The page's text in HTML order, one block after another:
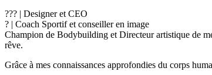
??‍? | Designer et CEO
? | Coach Sportif et conseiller en image
Champion de Bodybuilding et Directeur artistique de
rêve.
Grâce à mes connaissances approfondies du corps